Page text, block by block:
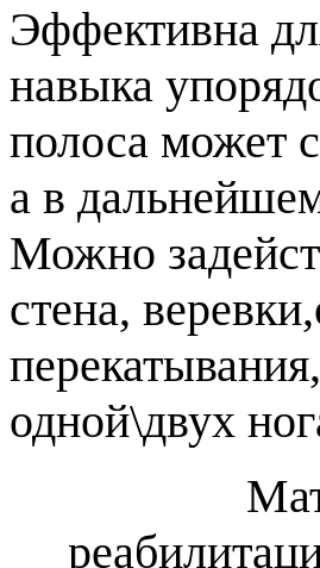
Эффективна
навыка
полоса может
а в
Можно
стена,
одной\двух